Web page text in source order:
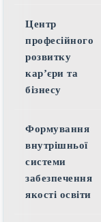
Центр
професійного
розвитку
кар’єри та
бізнесу
Формування
внутрішньої
системи
забезпечення
якості освіти